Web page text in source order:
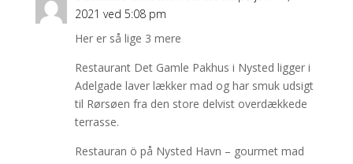
2021 ved 5:08 pm
Her er så lige 3 mere
Restaurant Det Gamle Pakhus i Nysted ligger i
Adelgade laver lækker mad og har smuk udsigt
til Rørsøen fra den store delvist overdækkede
terrasse.
Restauran ö på Nysted Havn – gourmet mad